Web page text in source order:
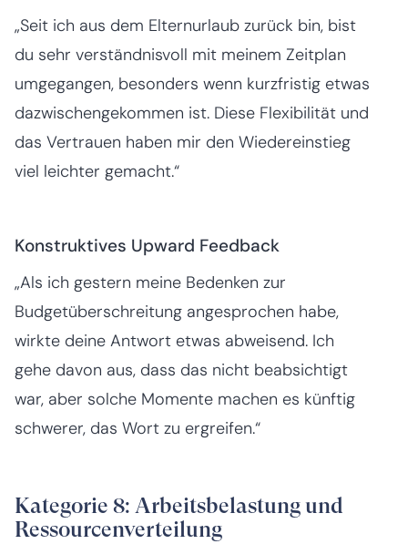
„Seit ich aus dem Elternurlaub zurück bin, bist
du sehr verständnisvoll mit meinem Zeitplan
umgegangen, besonders wenn kurzfristig etwas
dazwischengekommen ist. Diese Flexibilität und
das Vertrauen haben mir den Wiedereinstieg
viel leichter gemacht.“
Konstruktives Upward Feedback
„Als ich gestern meine Bedenken zur
Budgetüberschreitung angesprochen habe,
wirkte deine Antwort etwas abweisend. Ich
gehe davon aus, dass das nicht beabsichtigt
war, aber solche Momente machen es künftig
schwerer, das Wort zu ergreifen.“
Kategorie 8: Arbeitsbelastung und
Ressourcenverteilung